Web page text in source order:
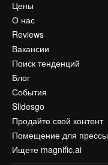
Цены
О нас
Reviews
Вакансии
Поиск тенденций
Блог
События
Slidesgo
Продайте свой контент
Помещение для прессы
Ищете magnific.ai